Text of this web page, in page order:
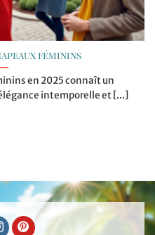
féminins
en 2025 connaît un
intemporelle et [...]